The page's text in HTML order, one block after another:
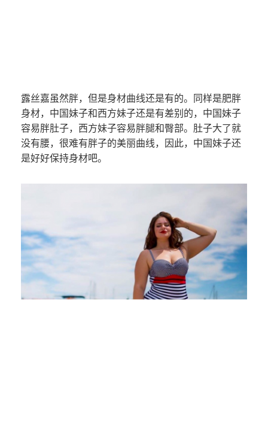
露丝嘉虽然胖，但是身材曲线还是有的。同样是肥胖
身材，中国妹子和西方妹子还是有差别的，中国妹子
容易胖肚子，西方妹子容易胖腿和臀部。肚子大了就
没有腰，很难有胖子的美丽曲线，因此，中国妹子还
是好好保持身材吧。